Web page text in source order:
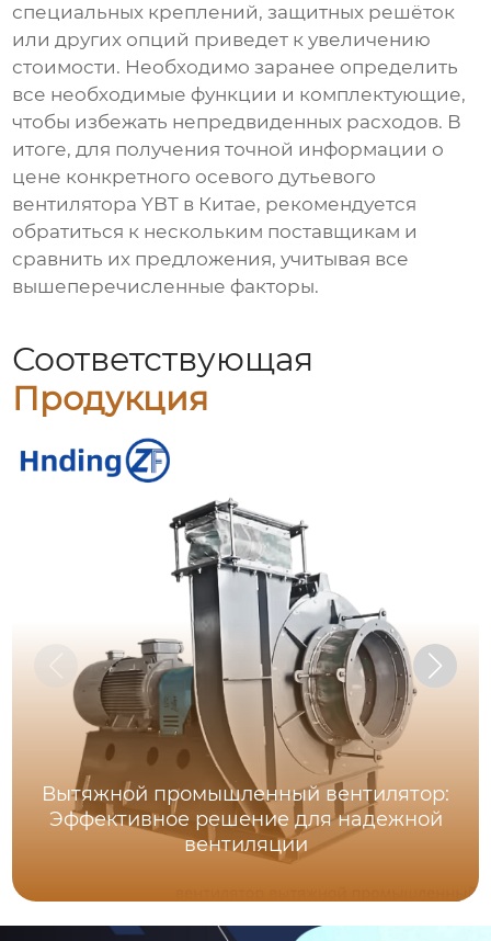
специальных креплений, защитных решёток
или других опций приведет к увеличению
стоимости. Необходимо заранее определить
все необходимые функции и комплектующие,
чтобы избежать непредвиденных расходов. В
итоге, для получения точной информации о
цене конкретного осевого дутьевого
вентилятора YBT в Китае, рекомендуется
обратиться к нескольким поставщикам и
сравнить их предложения, учитывая все
вышеперечисленные факторы.
Соответствующая
Продукция
Вытяжной промышленный вентилятор:
Эффективное решение для надежной
вентиляции